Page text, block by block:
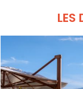
tous les
LES